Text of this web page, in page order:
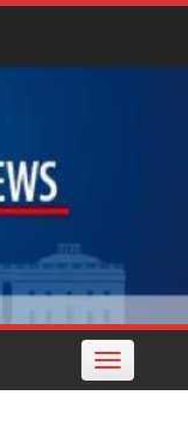
Toggle
navigation